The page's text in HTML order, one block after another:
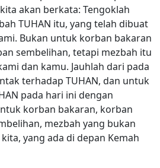
akan berkata: Tengoklah
TUHAN itu, yang telah dibuat
Bukan untuk korban bakaran
sembelihan, tetapi mezbah itu
dan kamu. Jauhlah dari pada
terhadap TUHAN, dan untuk
pada hari ini dengan
korban bakaran, korban
mezbah yang bukan
yang ada di depan Kemah